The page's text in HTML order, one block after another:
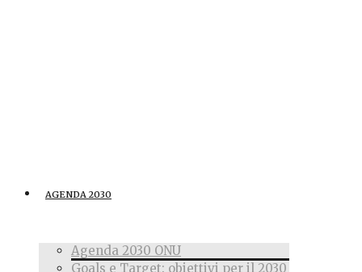
AGENDA 2030
Agenda 2030 ONU
Goals e Target: obiettivi per il 2030